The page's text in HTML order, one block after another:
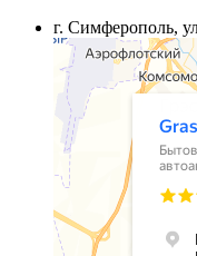
г. Симферополь,